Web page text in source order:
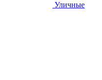
Уличные